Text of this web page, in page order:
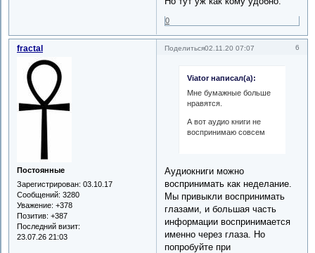
0
Поделиться 6
02.11.20 07:07
fractal
Постоянные
Зарегистрирован: 03.10.17
Сообщений: 3280
Уважение: +378
Позитив: +387
Последний визит:
23.07.26 21:03
Viator написал(а):
Мне бумажные больше
нравятся.
А вот аудио книги не
воспринимаю совсем
Аудиокниги можно
воспринимать как неделание.
Мы привыкли воспринимать
глазами, и большая часть
информации воспринимается
именно через глаза. Но
попробуйте при